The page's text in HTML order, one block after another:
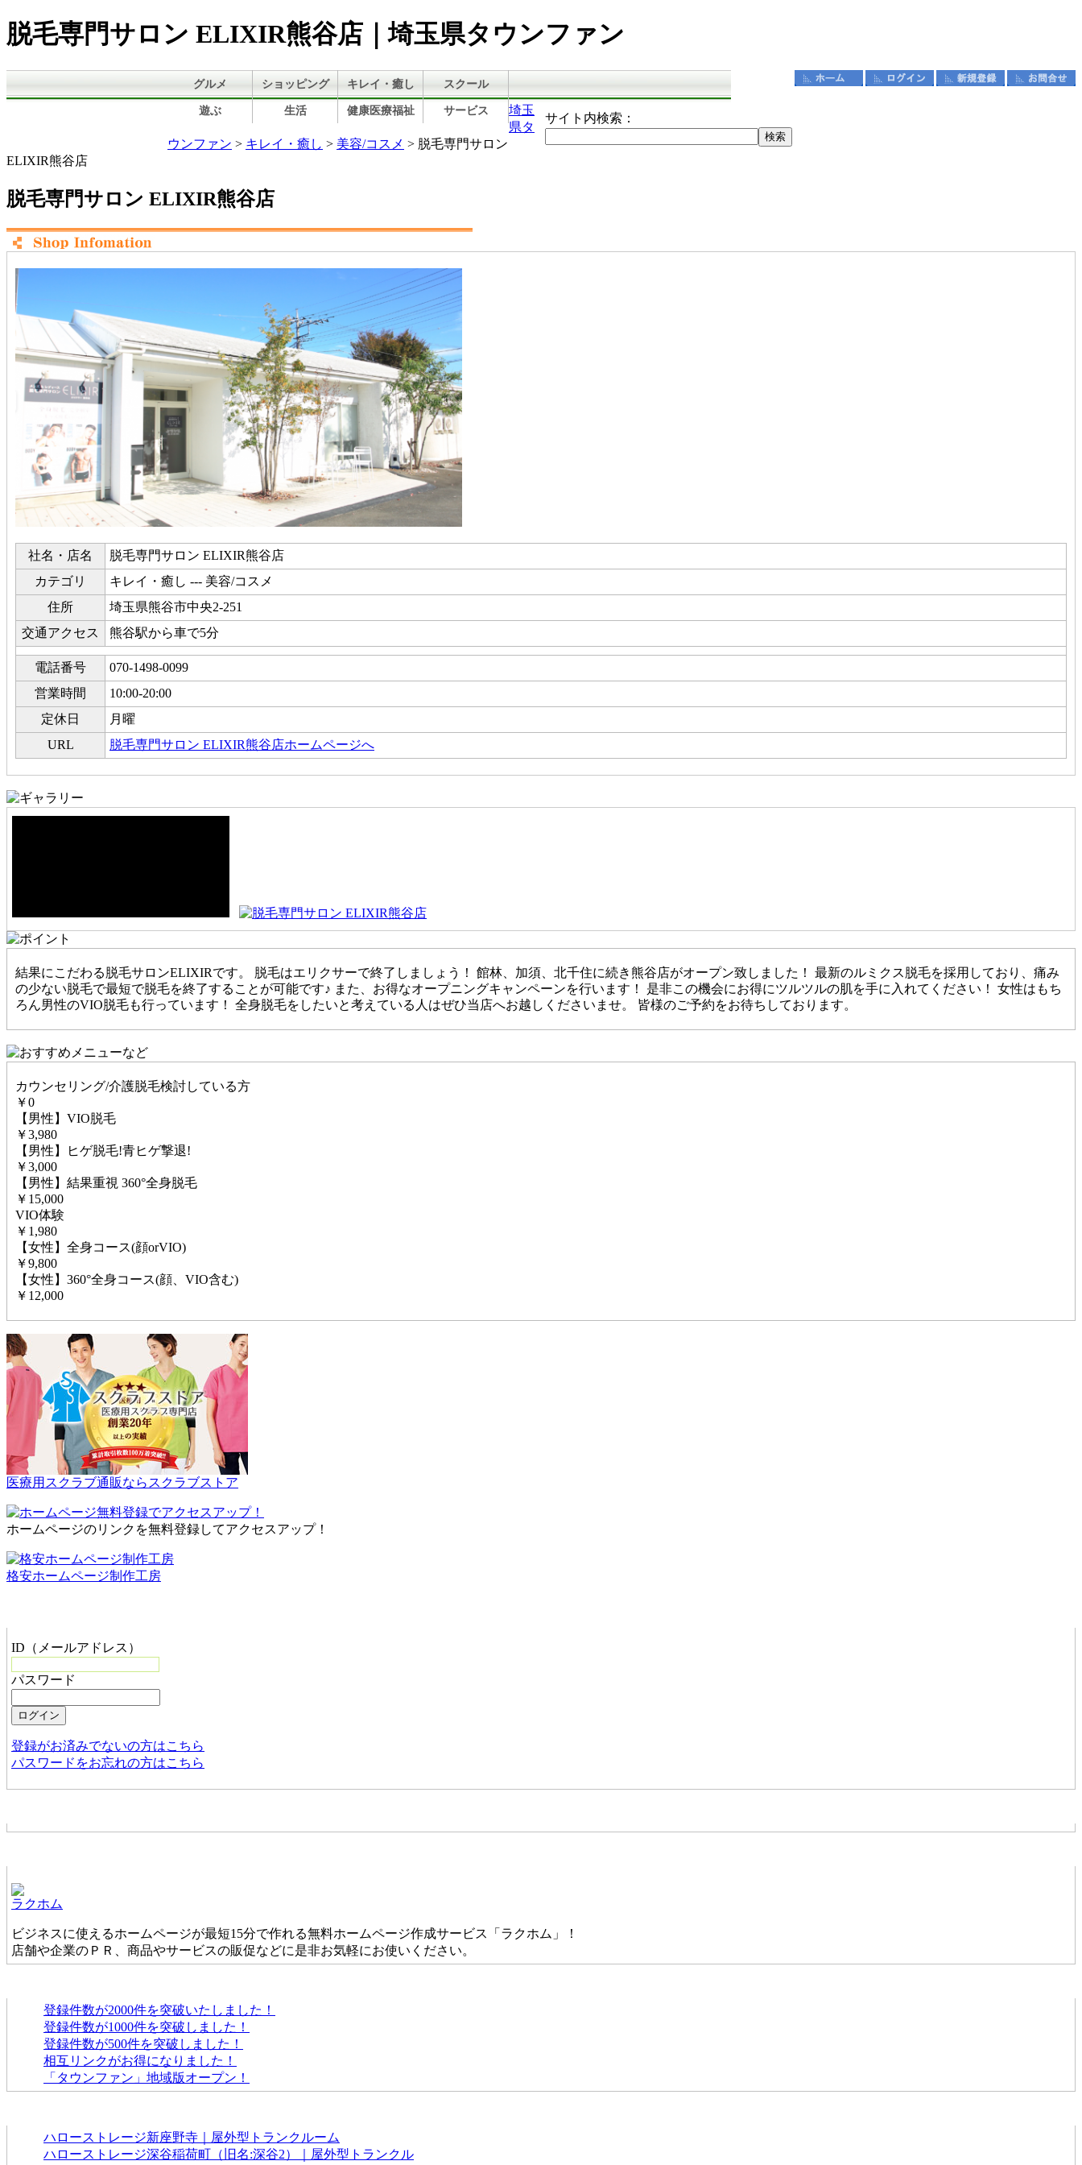
脱毛専門サロン ELIXIR熊谷店｜埼玉県タウンファン
サイト内検索：
グルメ ショッピング キレイ・癒し スクール
遊ぶ 生活 健康医療福祉 サービス
埼玉
県タ
ウンファン > キレイ・癒し > 美容/コスメ > 脱毛専門サロン
ELIXIR熊谷店
脱毛専門サロン ELIXIR熊谷店
社名・店名
脱毛専門サロン ELIXIR熊谷店
カテゴリ
キレイ・癒し --- 美容/コスメ
住所
埼玉県熊谷市中央2-251
交通アクセス
熊谷駅から車で5分
電話番号
070-1498-0099
営業時間
10:00-20:00
定休日
月曜
URL
脱毛専門サロン ELIXIR熊谷店ホームページへ
結果にこだわる脱毛サロンELIXIRです。 脱毛はエリクサーで終了しましょう！ 館林、加須、北千住に続き熊谷店がオープン致しました！ 最新のルミクス脱毛を採用しており、痛み
の少ない脱毛で最短で脱毛を終了することが可能です♪ また、お得なオープニングキャンペーンを行います！ 是非この機会にお得にツルツルの肌を手に入れてください！ 女性はもち
ろん男性のVIO脱毛も行っています！ 全身脱毛をしたいと考えている人はぜひ当店へお越しくださいませ。 皆様のご予約をお待ちしております。
カウンセリング/介護脱毛検討している方
￥0
【男性】VIO脱毛
￥3,980
【男性】ヒゲ脱毛!青ヒゲ撃退!
￥3,000
【男性】結果重視 360°全身脱毛
￥15,000
VIO体験
￥1,980
【女性】全身コース(顔orVIO)
￥9,800
【女性】360°全身コース(顔、VIO含む)
￥12,000
医療用スクラブ通販ならスクラブストア
ホームページのリンクを無料登録してアクセスアップ！
格安ホームページ制作工房
ID（メールアドレス）
パスワード
登録がお済みでないの方はこちら
パスワードをお忘れの方はこちら
ラクホム
ビジネスに使えるホームページが最短15分で作れる無料ホームページ作成サービス「ラクホム」！
店舗や企業のＰＲ、商品やサービスの販促などに是非お気軽にお使いください。
登録件数が2000件を突破いたしました！
登録件数が1000件を突破しました！
登録件数が500件を突破しました！
相互リンクがお得になりました！
「タウンファン」地域版オープン！
ハローストレージ新座野寺｜屋外型トランクルーム
ハローストレージ深谷稲荷町（旧名:深谷2）｜屋外型トランクル